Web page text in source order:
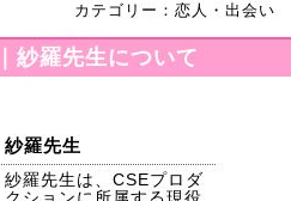
カテゴリー：恋人・出会い
紗羅先生について
紗羅先生
紗羅先生は、CSEプロダ